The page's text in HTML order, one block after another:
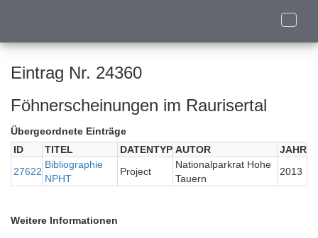
Toggle
Eintrag Nr. 24360
Föhnerscheinungen im Raurisertal
Übergeordnete Einträge
ID
TITEL DATENTYP AUTOR
JAHR
27622
Bibliographie
NPHT
Project
Nationalparkrat Hohe
Tauern
2013
Weitere Informationen